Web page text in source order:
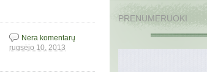
rugsėjo 10, 2013
Nėra komentarų
PRENUMERUOKI